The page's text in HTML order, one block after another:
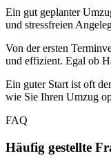
Ein gut geplanter
und stressfreien
Von der ersten
und effizient. Egal ob
Ein guter Start ist oft
wie Sie Ihren Umzug
FAQ
Häufig gestellte